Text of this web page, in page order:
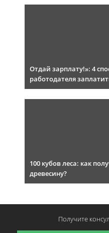
Отдай зарплату!»: 4
работодателя
100 кубов леса: как
древесину?
Получите